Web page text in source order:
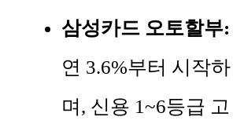
삼성카드 오토할부:
연 3.6%부터 시작하
며, 신용 1~6등급 고